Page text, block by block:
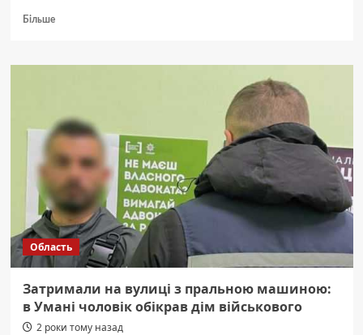
БільшеДокладніше
Черкащині
загинуло
подружжя
Область
Затримали на вулиці з пральною машиною:
в Умані чоловік обікрав дім військового
2 роки тому назад